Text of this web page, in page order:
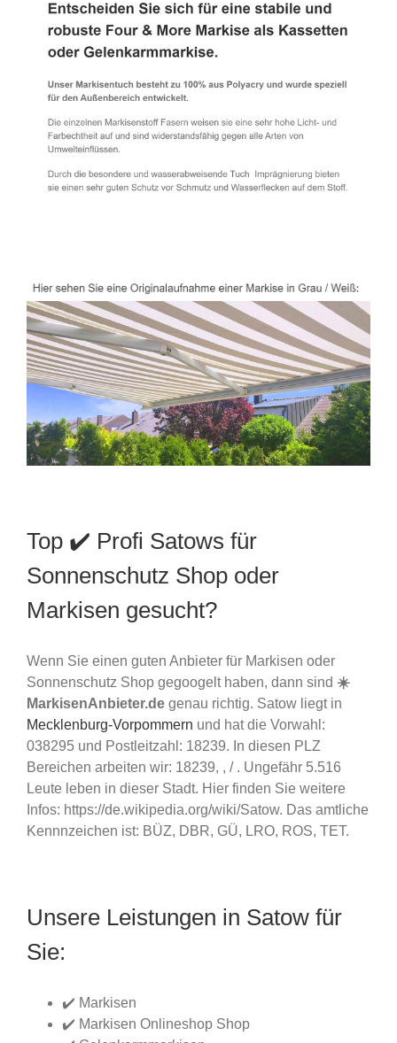
Top ✔️ Profi Satows für
Sonnenschutz Shop oder
Markisen gesucht?
Wenn Sie einen guten Anbieter für Markisen oder
Sonnenschutz Shop gegoogelt haben, dann sind ☀️
MarkisenAnbieter.de genau richtig. Satow liegt in
Mecklenburg-Vorpommern und hat die Vorwahl:
038295 und Postleitzahl: 18239. In diesen PLZ
Bereichen arbeiten wir: 18239, , / . Ungefähr 5.516
Leute leben in dieser Stadt. Hier finden Sie weitere
Infos: https://de.wikipedia.org/wiki/Satow. Das amtliche
Kennnzeichen ist: BÜZ, DBR, GÜ, LRO, ROS, TET.
Unsere Leistungen in Satow für
Sie:
✔️ Markisen
✔️ Markisen Onlineshop Shop